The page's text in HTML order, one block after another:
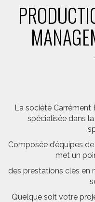
La société Carrément
spécialisée dans
Composée d’équipes
met un
des prestations clés en
Quelque soit votre